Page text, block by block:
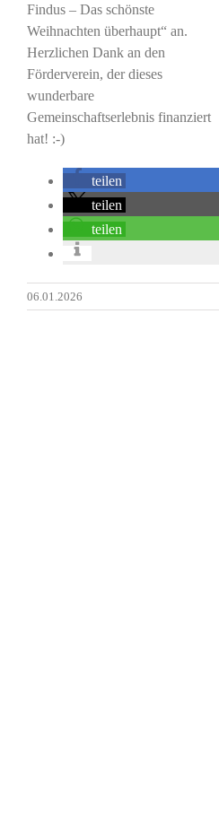
Findus – Das schönste
Weihnachten überhaupt“ an.
Herzlichen Dank an den
Förderverein, der dieses
wunderbare
Gemeinschaftserlebnis finanziert
hat! :-)
teilen
teilen
teilen
06.01.2026